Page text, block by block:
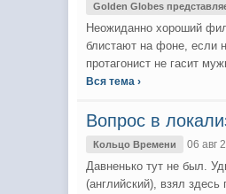
Golden Globes
Неожиданно хороший
блистают на фоне, если
протагонист не гасит
Вся тема ›
Вопрос в
Кольцо Времени 06 авг
Давненько тут не был.
(английский), взял